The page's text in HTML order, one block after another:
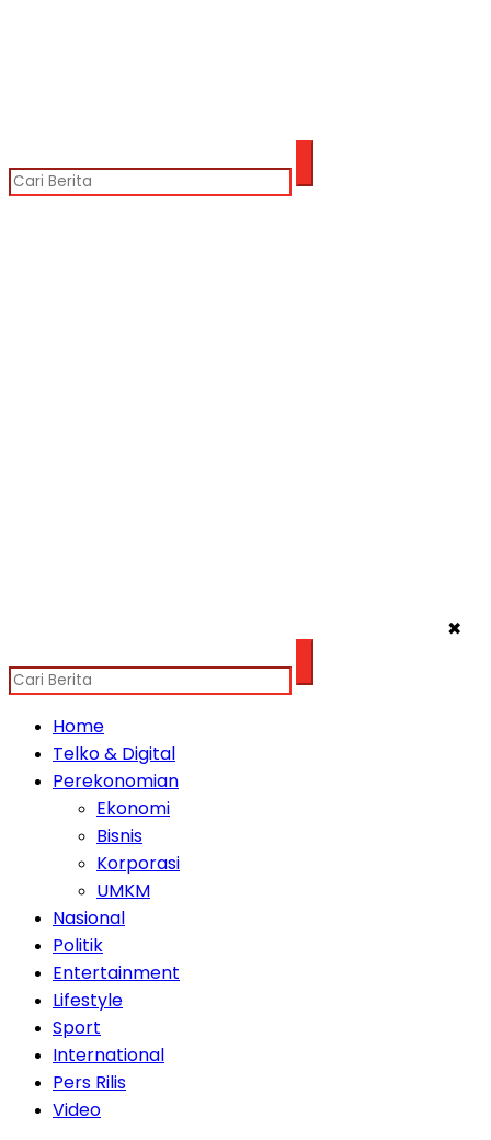
✖
Home
Telko & Digital
Perekonomian
Ekonomi
Bisnis
Korporasi
UMKM
Nasional
Politik
Entertainment
Lifestyle
Sport
International
Pers Rilis
Video